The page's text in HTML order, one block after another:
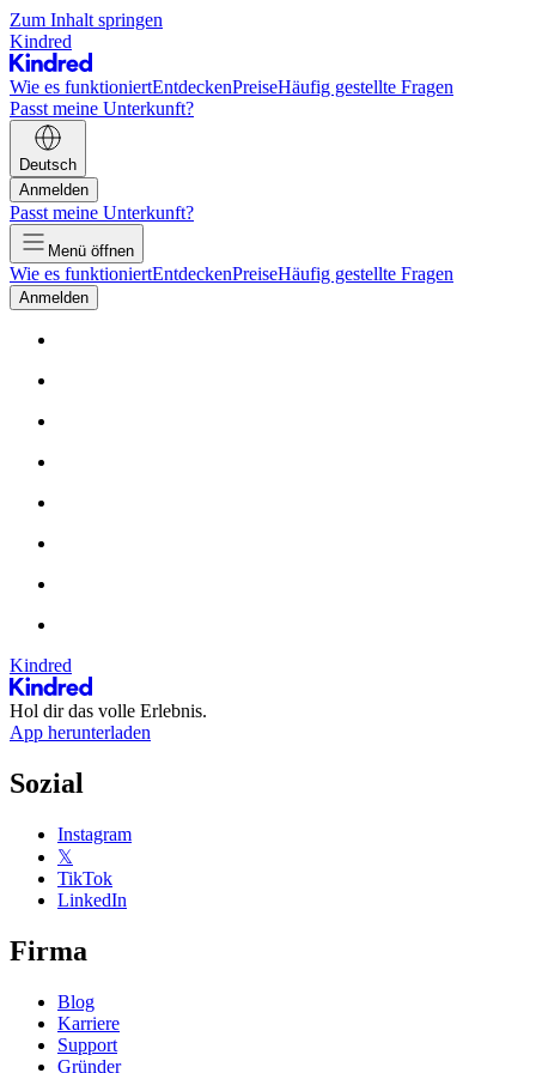
Zum Inhalt springen
Kindred
Wie es funktioniertEntdeckenPreiseHäufig gestellte Fragen
Passt meine Unterkunft?
Deutsch
Anmelden
Passt meine Unterkunft?
Menü öffnen
Wie es funktioniertEntdeckenPreiseHäufig gestellte Fragen
Anmelden
Kindred
Hol dir das volle Erlebnis.
App herunterladen
Sozial
Instagram
𝕏
TikTok
LinkedIn
Firma
Blog
Karriere
Support
Gründer